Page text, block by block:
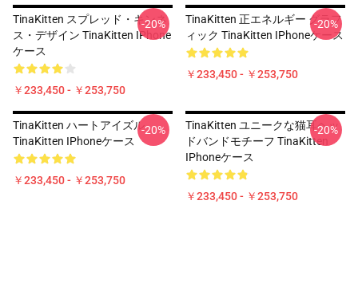
TinaKitten スプレッド・キンネ
ス・デザイン TinaKitten IPhone
ケース
￥233,450 - ￥253,750
-20%
TinaKitten 正エネルギー グラフ
ィック TinaKitten IPhoneケース
￥233,450 - ￥253,750
-20%
TinaKitten ハートアイズル
TinaKitten IPhoneケース
￥233,450 - ￥253,750
-20%
TinaKitten ユニークな猫耳ヘッ
ドバンドモチーフ TinaKitten
IPhoneケース
￥233,450 - ￥253,750
-20%